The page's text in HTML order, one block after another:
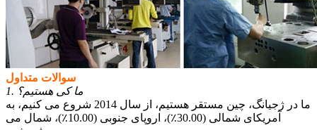
سوالات متداول
1. ما کی هستیم؟
ما در ژجیانگ، چین مستقر هستیم، از سال 2014 شروع می کنیم، به
آمریکای شمالی (30.00٪)، اروپای جنوبی (10.00٪)، شمال می